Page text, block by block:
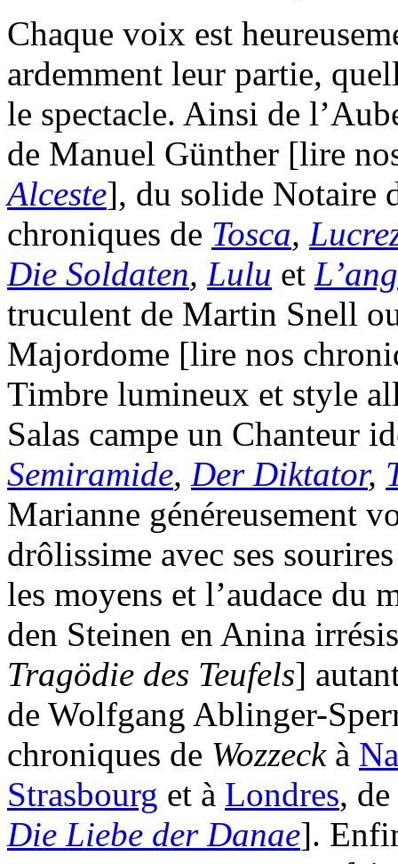
Chaque voix est
ardemment leur partie,
le spectacle. Ainsi de
de Manuel Günther [lire
Alceste], du solide Notaire
chroniques de Tosca,
Die Soldaten, Lulu et
truculent de Martin Snell
Majordome [lire nos
Timbre lumineux et style
Salas campe un Chanteur
Semiramide, Der Diktator,
Marianne généreusement
drôlissime avec ses
les moyens et l’audace du
den Steinen en Anina
Tragödie des Teufels]
de Wolfgang Ablinger-
chroniques de Wozzeckà
Strasbourg et à Londres, de
Die Liebe der Danae].